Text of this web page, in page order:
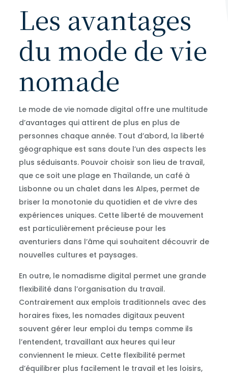
Les avantages
du mode de vie
nomade
Le mode de vie nomade digital offre une multitude
d’avantages qui attirent de plus en plus de
personnes chaque année. Tout d’abord, la liberté
géographique est sans doute l’un des aspects les
plus séduisants. Pouvoir choisir son lieu de travail,
que ce soit une plage en Thaïlande, un café à
Lisbonne ou un chalet dans les Alpes, permet de
briser la monotonie du quotidien et de vivre des
expériences uniques. Cette liberté de mouvement
est particulièrement précieuse pour les
aventuriers dans l’âme qui souhaitent découvrir de
nouvelles cultures et paysages.
En outre, le nomadisme digital permet une grande
flexibilité dans l’organisation du travail.
Contrairement aux emplois traditionnels avec des
horaires fixes, les nomades digitaux peuvent
souvent gérer leur emploi du temps comme ils
l’entendent, travaillant aux heures qui leur
conviennent le mieux. Cette flexibilité permet
d’équilibrer plus facilement le travail et les loisirs,